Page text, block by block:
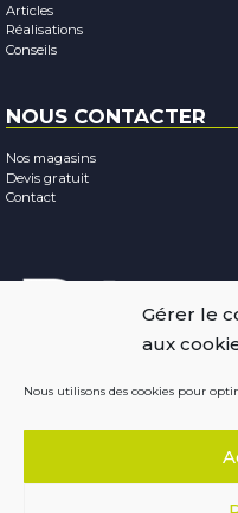
Gérer le
aux
Nous utilisons des cookies pour
Articles
Réalisations
Conseils
NOUS CONTACTER
Nos magasins
Devis gratuit
Contact